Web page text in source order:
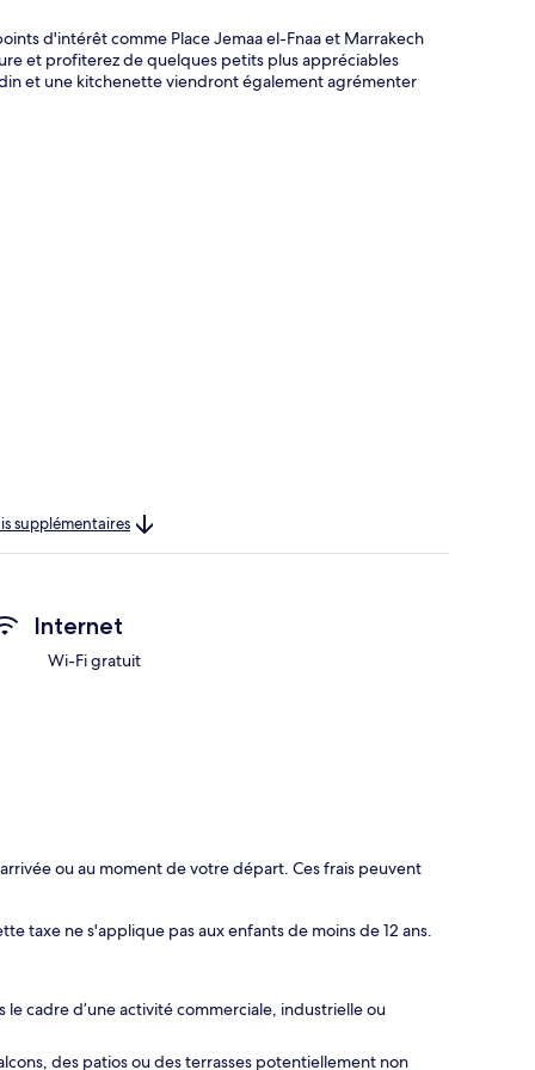
d'intérêt comme Place Jemaa el-Fnaa et Marrakech
et profiterez de quelques petits plus appréciables
et une kitchenette viendront également agrémenter
supplémentaires
Internet
Wi-Fi gratuit
ou au moment de votre départ. Ces frais peuvent
taxe ne s'applique pas aux enfants de moins de 12 ans.
cadre d’une activité commerciale, industrielle ou
des patios ou des terrasses potentiellement non